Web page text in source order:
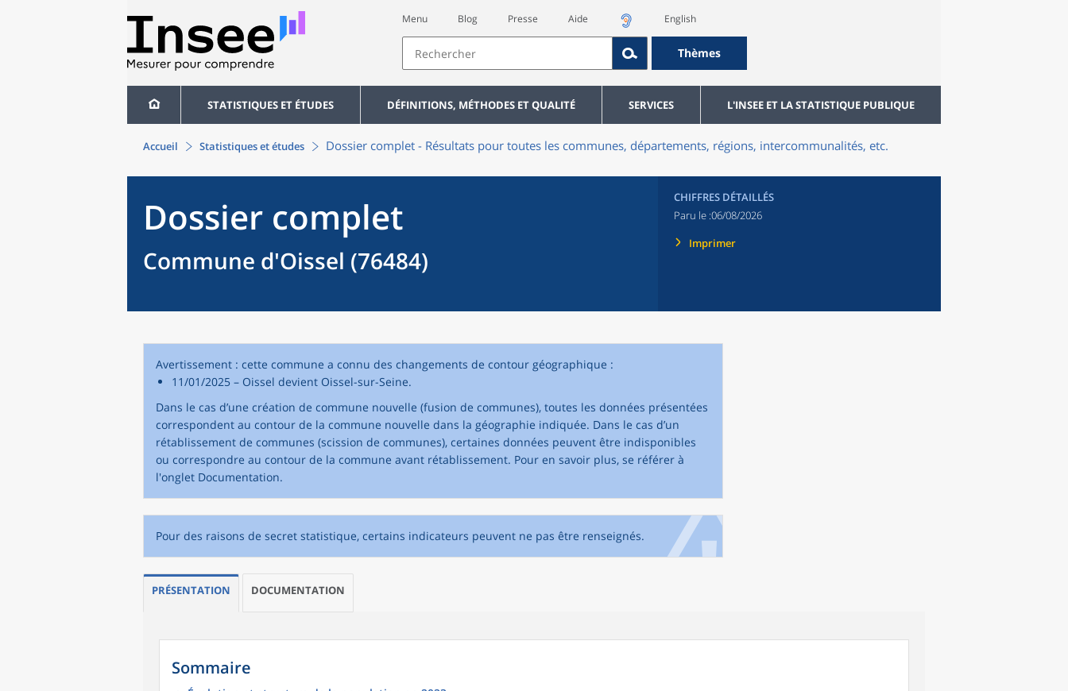
Menu Blog Presse Aide English
Thèmes
STATISTIQUES ET ÉTUDES DÉFINITIONS, MÉTHODES ET QUALITÉ SERVICES L'INSEE ET LA STATISTIQUE PUBLIQUE
Accueil Statistiques et études Dossier complet - Résultats pour toutes les communes, départements, régions, intercommunalités, etc.
Dossier complet
Commune d'Oissel (76484)
CHIFFRES DÉTAILLÉS
Paru le :06/08/2026
Imprimer
Avertissement : cette commune a connu des changements de contour géographique :
11/01/2025 – Oissel devient Oissel-sur-Seine.
Dans le cas d’une création de commune nouvelle (fusion de communes), toutes les données présentées
correspondent au contour de la commune nouvelle dans la géographie indiquée. Dans le cas d’un
rétablissement de communes (scission de communes), certaines données peuvent être indisponibles
ou correspondre au contour de la commune avant rétablissement. Pour en savoir plus, se référer à
l'onglet Documentation.
Pour des raisons de secret statistique, certains indicateurs peuvent ne pas être renseignés.
PRÉSENTATION DOCUMENTATION
Sommaire